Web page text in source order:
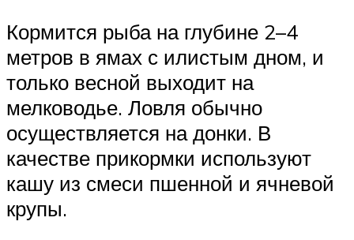
Кормится рыба на глубине 2–4
метров в ямах с илистым дном, и
только весной выходит на
мелководье. Ловля обычно
осуществляется на донки. В
качестве прикормки используют
кашу из смеси пшенной и ячневой
крупы.